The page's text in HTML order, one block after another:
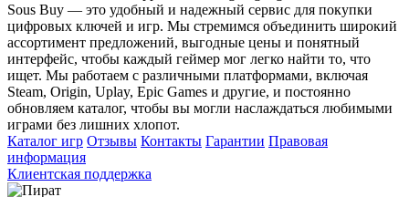
Sous Buy — это удобный и надежный сервис для покупки
цифровых ключей и игр. Мы стремимся объединить широкий
ассортимент предложений, выгодные цены и понятный
интерфейс, чтобы каждый геймер мог легко найти то, что
ищет. Мы работаем с различными платформами, включая
Steam, Origin, Uplay, Epic Games и другие, и постоянно
обновляем каталог, чтобы вы могли наслаждаться любимыми
играми без лишних хлопот.
Каталог игр Отзывы Контакты Гарантии Правовая
информация
Клиентская поддержка